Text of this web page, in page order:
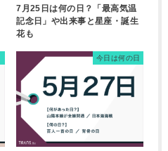
7月25日は何の日？「最高気温
記念日」や出来事と星座・誕生
花も
今日は何の日